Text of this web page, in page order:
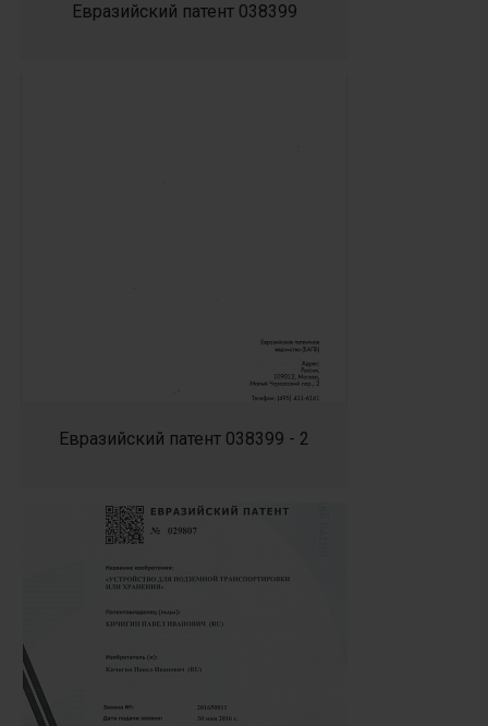
Евразийский патент 038399
Евразийский патент 038399 - 2